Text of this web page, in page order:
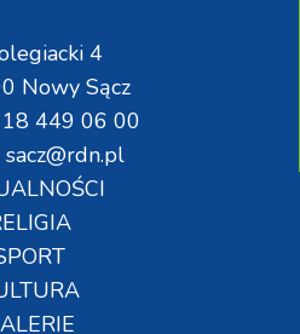
4
Nowy Sącz
449 06 00